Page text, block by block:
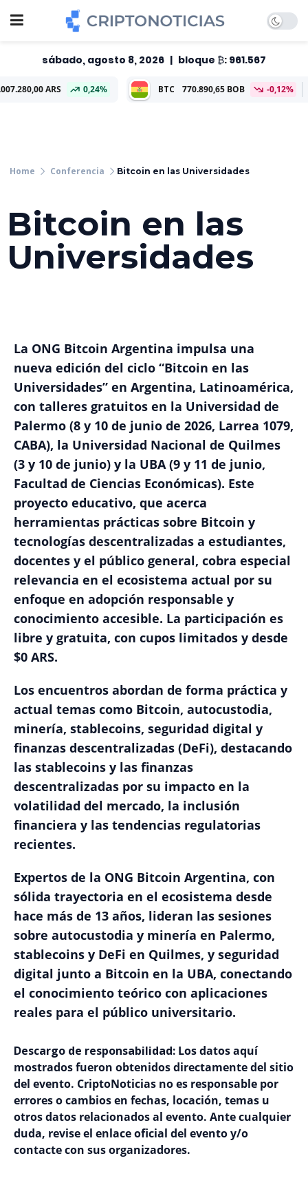
sábado, agosto 8, 2026 | bloque ₿: 961.567
0,24% 770.890,65 BOB -0,12% ETH
Conferencia Bitcoin en las Universidades
Bitcoin en las
Universidades
La ONG Bitcoin Argentina impulsa una
nueva edición del ciclo “Bitcoin en las
Universidades” en Argentina, Latinoamérica,
con talleres gratuitos en la Universidad de
Palermo (8 y 10 de junio de 2026, Larrea 1079,
CABA), la Universidad Nacional de Quilmes
(3 y 10 de junio) y la UBA (9 y 11 de junio,
Facultad de Ciencias Económicas). Este
proyecto educativo, que acerca
herramientas prácticas sobre Bitcoin y
tecnologías descentralizadas a estudiantes,
docentes y el público general, cobra especial
relevancia en el ecosistema actual por su
enfoque en adopción responsable y
conocimiento accesible. La participación es
libre y gratuita, con cupos limitados y desde
$0 ARS.
Los encuentros abordan de forma práctica y
actual temas como Bitcoin, autocustodia,
minería, stablecoins, seguridad digital y
finanzas descentralizadas (DeFi), destacando
las stablecoins y las finanzas
descentralizadas por su impacto en la
volatilidad del mercado, la inclusión
financiera y las tendencias regulatorias
recientes.
Expertos de la ONG Bitcoin Argentina, con
sólida trayectoria en el ecosistema desde
hace más de 13 años, lideran las sesiones
sobre autocustodia y minería en Palermo,
stablecoins y DeFi en Quilmes, y seguridad
digital junto a Bitcoin en la UBA, conectando
el conocimiento teórico con aplicaciones
reales para el público universitario.
Descargo de responsabilidad: Los datos aquí
mostrados fueron obtenidos directamente del sitio
del evento. CriptoNoticias no es responsable por
errores o cambios en fechas, locación, temas u
otros datos relacionados al evento. Ante cualquier
duda, revise el enlace oficial del evento y/o
contacte con sus organizadores.